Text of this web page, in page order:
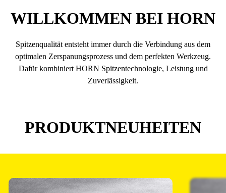
WILLKOMMEN BEI HORN
Spitzenqualität entsteht immer durch die Verbindung aus dem
optimalen Zerspanungsprozess und dem perfekten Werkzeug.
Dafür kombiniert HORN Spitzentechnologie, Leistung und
Zuverlässigkeit.
PRODUKTNEUHEITEN